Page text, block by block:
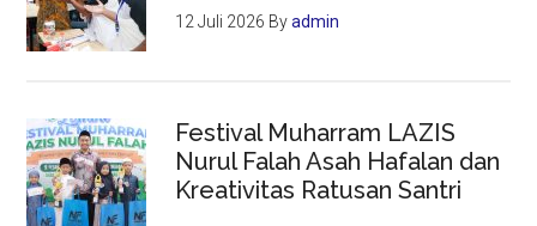
12 Juli 2026 Byadmin
Festival Muharram LAZIS
Nurul Falah Asah Hafalan dan
Kreativitas Ratusan Santri